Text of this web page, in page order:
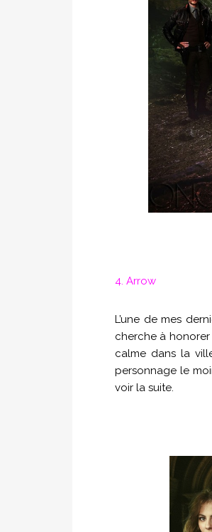
4. Arrow
L’une de mes
cherche à
calme dans la
personnage le
voir la suite.